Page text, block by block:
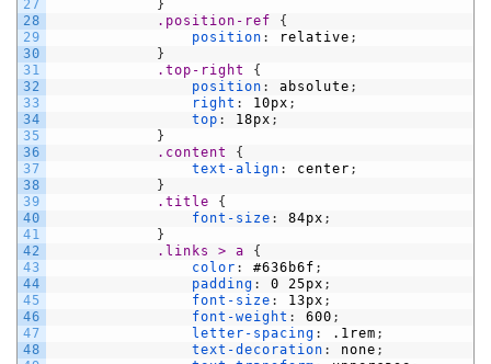
27
28
29
30
31
32
33
34
35
36
37
38
39
40
41
42
43
44
45
46
47
48
}
.position-ref {
position : relative ;
}
.top-right {
position : absolute ;
right : 10px ;
top : 18px ;
}
.content {
text-align : center ;
}
.title {
font-size : 84px ;
}
.links > a {
color : #636b6f ;
padding : 0 25px ;
font-size : 13px ;
font-weight : 600 ;
letter-spacing : .1rem ;
text-decoration : none ;